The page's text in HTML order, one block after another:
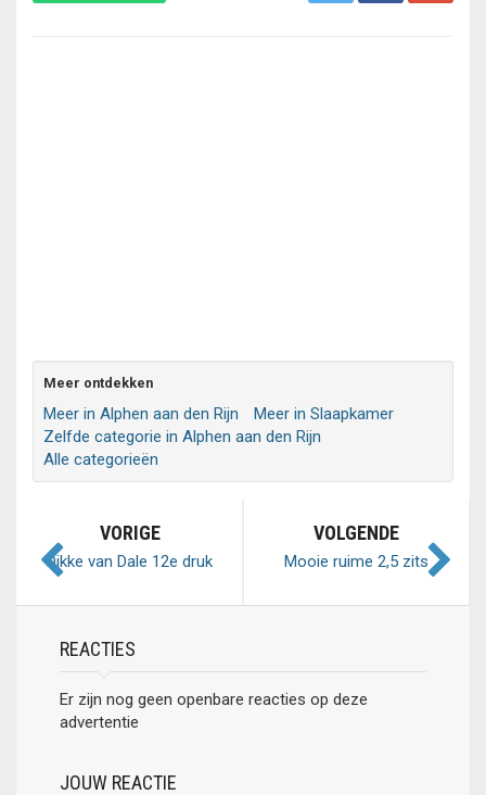
Meer ontdekken
Meer in Alphen aan den Rijn
Meer in Slaapkamer
Zelfde categorie in Alphen aan den Rijn
Alle categorieën
VORIGE
Dikke van Dale 12e druk
VOLGENDE
Mooie ruime 2,5 zits
onderhouden materiaal.
REACTIES
Er zijn nog geen openbare reacties op deze
advertentie
JOUW REACTIE